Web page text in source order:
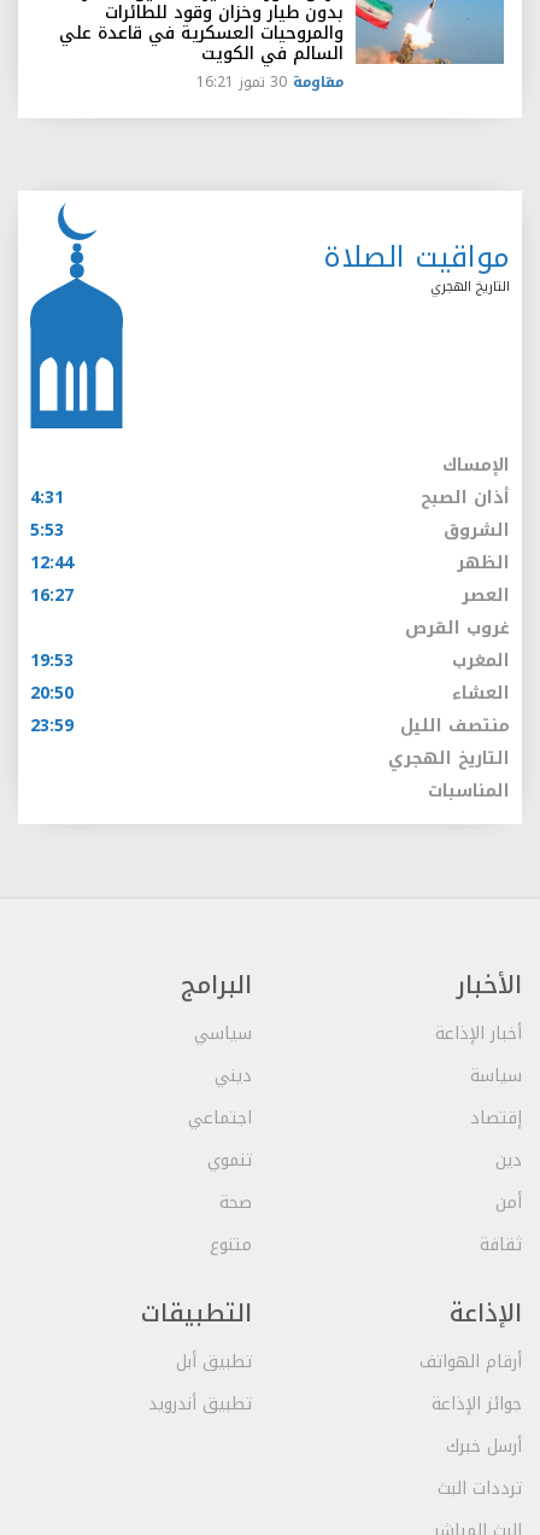
بدون طيار وخزان وقود للطائرات
والمروحيات العسكرية في قاعدة علي
السالم في الكويت
مقاومة 30 تموز 16:21
مواقيت الصلاة
التاريخ الهجري
الإمساك
أذان الصبح
4:31
الشروق
5:53
الظهر
12:44
العصر
16:27
غروب القرص
المغرب
19:53
العشاء
20:50
منتصف الليل
23:59
التاريخ الهجري
المناسبات
الأخبار
أخبار الإذاعة
سياسة
إقتصاد
دين
أمن
ثقافة
البرامج
سياسي
ديني
اجتماعي
تنموي
صحة
متنوع
الإذاعة
أرقام الهواتف
جوائز الإذاعة
أرسل خبرك
ترددات البث
التطبيقات
تطبيق أبل
تطبيق أندرويد